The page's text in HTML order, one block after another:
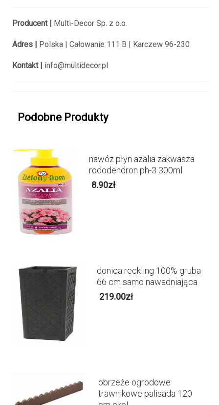
Producent | Multi-Decor Sp. z o.o.
Adres | Polska |Całowanie 111 B | Karczew 96-230
Kontakt | info@multidecor.pl
Podobne Produkty
nawóz płyn azalia zakwasza
rododendron ph-3 300ml
8.90zł
donica reckling 100% gruba
66 cm samo nawadniająca
219.00zł
obrzeże ogrodowe
trawnikowe palisada 120